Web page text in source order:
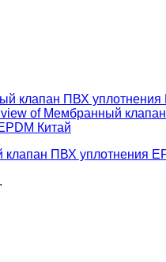
ПВХ уплотнения